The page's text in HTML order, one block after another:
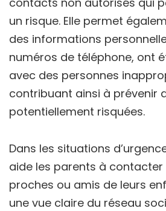
un risque. Elle permet
des informations
numéros de téléphone, ont
avec des personnes
contribuant ainsi à prévenir
potentiellement risquées.
Dans les situations
aide les parents à
proches ou amis de leurs
une vue claire du réseau